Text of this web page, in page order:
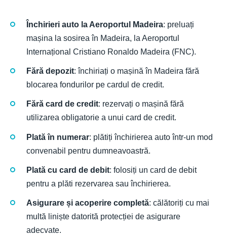
Închirieri auto la Aeroportul Madeira: preluați
mașina la sosirea în Madeira, la Aeroportul
Internațional Cristiano Ronaldo Madeira (FNC).
Fără depozit: închiriați o mașină în Madeira fără
blocarea fondurilor pe cardul de credit.
Fără card de credit: rezervați o mașină fără
utilizarea obligatorie a unui card de credit.
Plată în numerar: plătiți închirierea auto într-un mod
convenabil pentru dumneavoastră.
Plată cu card de debit: folosiți un card de debit
pentru a plăti rezervarea sau închirierea.
Asigurare și acoperire completă: călătoriți cu mai
multă liniște datorită protecției de asigurare
adecvate.